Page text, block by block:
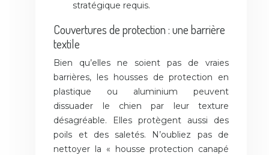
stratégique requis.
Couvertures de protection : une barrière
textile
Bien qu’elles ne soient pas de vraies
barrières, les housses de protection en
plastique ou aluminium peuvent
dissuader le chien par leur texture
désagréable. Elles protègent aussi des
poils et des saletés. N’oubliez pas de
nettoyer la « housse protection canapé